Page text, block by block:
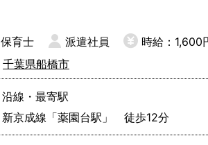
保育士 派遣社員
時給：1,600
千葉県船橋市
沿線・最寄駅
新京成線「薬園台駅」 徒歩12分